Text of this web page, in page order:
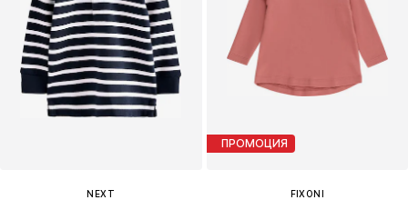
NEXT
ПРОМОЦИЯ
FIXONI